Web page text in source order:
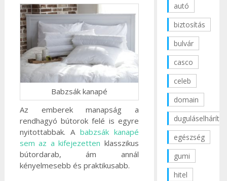
Babzsák kanapé
Az emberek manapság a
rendhagyó bútorok felé is egyre
nyitottabbak. A babzsák kanapé
sem az a kifejezetten klasszikus
bútordarab, ám annál
kényelmesebb és praktikusabb.
autó
biztosítás
bulvár
casco
celeb
domain
duguláselhárítás
egészség
gumi
hitel